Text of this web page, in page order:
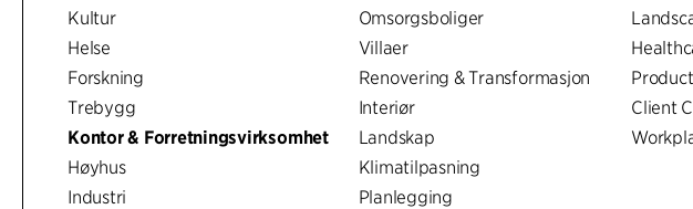
Kultur
Helse
Forskning
Trebygg
Kontor & Forretningsvirksomhet
Høyhus
Industri
Omsorgsboliger
Villaer
Renovering & Transformasjon
Interiør
Landskap
Klimatilpasning
Planlegging
Client